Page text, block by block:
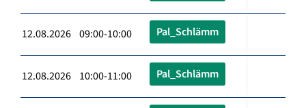
12.08.2026 09:00-10:00 Pal_Schlämm
12.08.2026 10:00-11:00 Pal_Schlämm